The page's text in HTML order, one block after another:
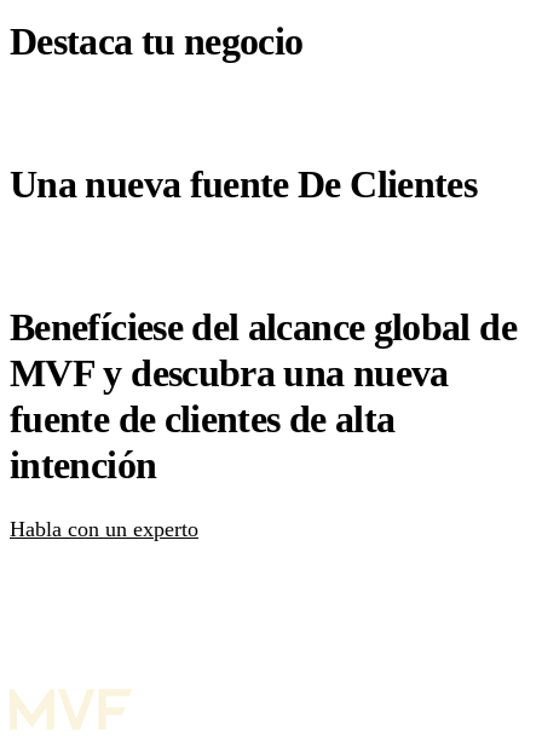
Destaca tu negocio
Una nueva fuente De Clientes
Benefíciese del alcance global de
MVF y descubra una nueva
fuente de clientes de alta
intención
Habla con un experto